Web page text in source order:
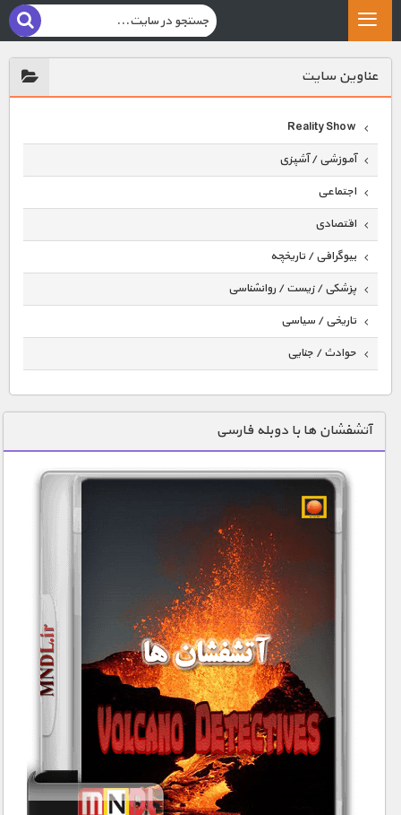
عناوين سايت
Reality Show
آموزشی / آشپزی
اجتماعی
اقتصادی
بیوگرافی / تاریخچه
پزشکی / زیست / روانشناسی
تاریخی / سیاسی
حوادث / جنایی
دنیای خوراکی ها
زمین شناسی / محیط زیست
سازه/ معماری/ مهندسی
سرگرمی
طبیعت
فرهنگ / هنر
کیهان / نجوم
گردشگری
مستند های اختصاصی
آتشفشان ها با دوبله فارسی